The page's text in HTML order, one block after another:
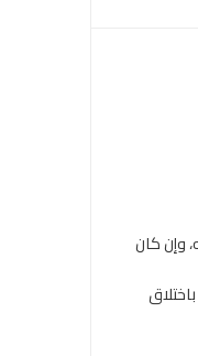
وإن كان